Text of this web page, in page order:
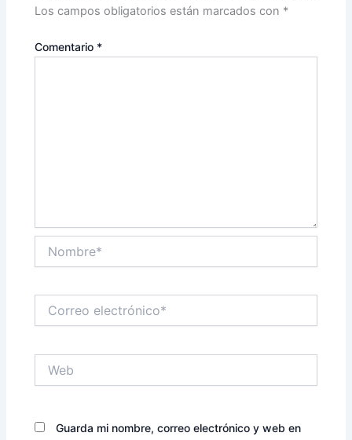
Los campos obligatorios están marcados con *
Comentario *
electrónico*
Guarda mi nombre, correo electrónico y web en